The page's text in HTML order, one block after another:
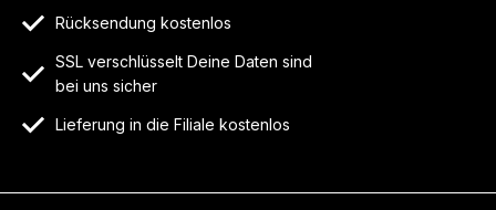
Rücksendung kostenlos
SSL verschlüsselt Deine Daten sind
bei uns sicher
Lieferung in die Filiale kostenlos